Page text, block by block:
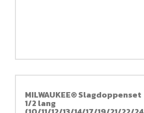
MILWAUKEE® Slagdoppenset
1/2 lang